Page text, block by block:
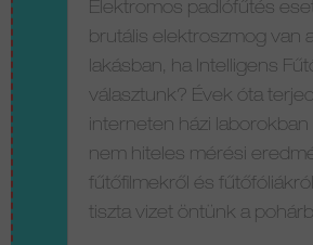
Elektromos padlófűtés
brutális elektroszmog van
lakásban, ha Intelligens
választunk? Évek óta
interneten házi laborokban
nem hiteles mérési
fűtőfilmekről és
tiszta vizet öntünk a